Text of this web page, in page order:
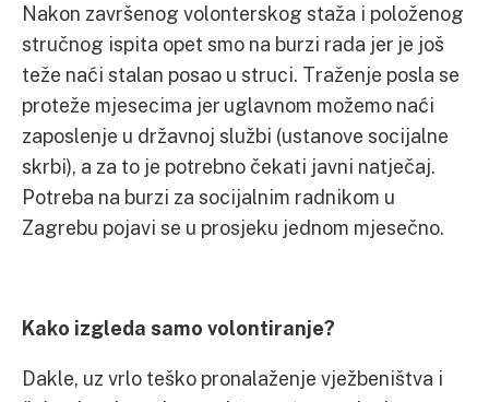
Nakon završenog volonterskog staža i položenog
stručnog ispita opet smo na burzi rada jer je još
teže naći stalan posao u struci. Traženje posla se
proteže mjesecima jer uglavnom možemo naći
zaposlenje u državnoj službi (ustanove socijalne
skrbi), a za to je potrebno čekati javni natječaj.
Potreba na burzi za socijalnim radnikom u
Zagrebu pojavi se u prosjeku jednom mjesečno.
Kako izgleda samo volontiranje?
Dakle, uz vrlo teško pronalaženje vježbeništva i